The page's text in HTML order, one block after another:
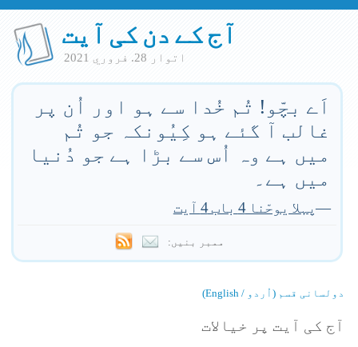
آج کے دن کی آیت
اتوار 28. فروري 2021
اَے بچّو! تُم خُدا سے ہو اور اُن پر
غالب آ گئے ہو کِیُونکہ جو تُم
میں ہے وہ اُس سے بڑا ہے جو دُنیا
میں ہے۔
—پہلا یوحّنا 4 باب 4 آیت
ممبر بنیں:
دولسانی قسم (اُردو / English)
آج کی آیت پر خیالات